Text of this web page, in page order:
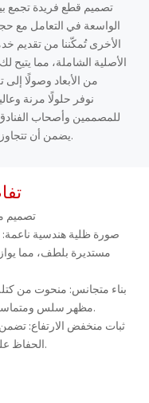
تصميم قطع فريدة تجمع
الواسعة في التعامل مع
الأخرى تُمكّننا من تقديم
الأصلية الشاملة، مما
من الأبعاد وصولًا
للمصممين وأصحاب
يضمن أن تتجاوز كل قطعة توقعاتك من حيث الجمال والمتانة.
✨
صورة ظلية هندسية
مستديرة بلطف، مما
بناء متجانس: منحوت من
مظهر سلس ومتماسك يؤكد على سلامة الحجر الطبيعية.
ثبات منخفض الارتفاع: تضمن
الحفاظ على التصميم أنيقًا وبسيطًا.